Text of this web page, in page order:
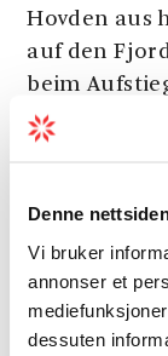
Denne
Vi bruker
annonser et
dessuten
Hovden aus
auf den
beim
auf der
Skodnasete
Weg sehr
Wohngebiet
Elvedalen
man durch